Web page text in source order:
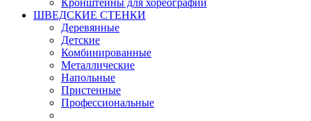
Кронштейны для хореографии
ШВЕДСКИЕ СТЕНКИ
Деревянные
Детские
Комбинированные
Металлические
Напольные
Пристенные
Профессиональные